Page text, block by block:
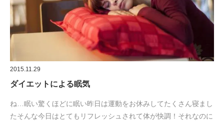
2015.11.29
ダイエットによる眠気
ね…眠い驚くほどに眠い昨日は運動をお休みしてたくさん寝まし
たそんな今日はとてもリフレッシュされて体が快調！それなのに